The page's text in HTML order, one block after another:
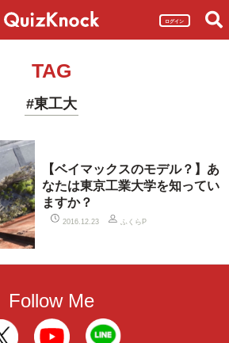
ログイン
TAG
#東工大
【ベイマックスのモデル？】あ
なたは東京工業大学を知ってい
ますか？
2016.12.23 ふくらP
Follow Me